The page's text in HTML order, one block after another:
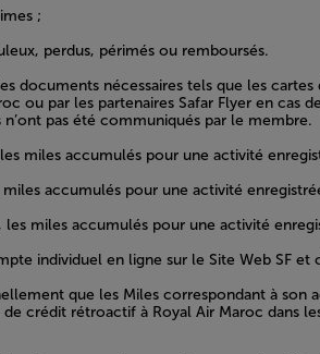
;
perdus, périmés ou remboursés.
documents nécessaires tels que les
ou par les partenaires Safar Flyer en
pas été communiqués par le membre.
miles accumulés pour une activité
accumulés pour une activité
miles accumulés pour une activité
individuel en ligne sur le Site Web SF et
que les Miles correspondant à
crédit rétroactif à Royal Air Maroc dans